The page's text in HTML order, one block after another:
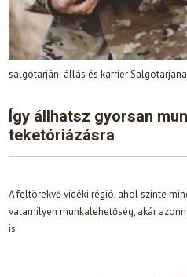
salgótarjáni állás és karrier
Így állhatsz gyorsan
teketóriázásra
A feltörekvő vidéki régió, ahol szinte
valamilyen munkalehetőség, akár
is